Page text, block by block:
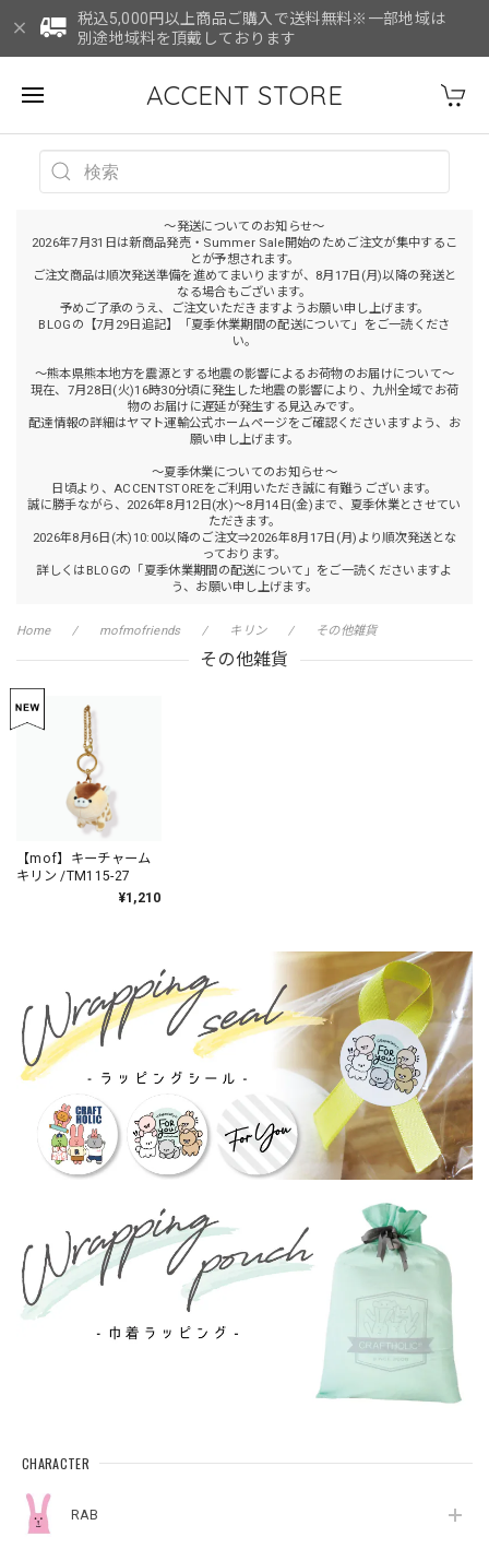
税込5,000円以上商品ご購入で送料無料※一部地域は
別途地域料を頂戴しております
ACCENT STORE
～発送についてのお知らせ～
2026年7月31日は新商品発売・Summer Sale開始のためご注文が集中するこ
とが予想されます。
ご注文商品は順次発送準備を進めてまいりますが、8月17日(月)以降の発送と
なる場合もございます。
予めご了承のうえ、ご注文いただきますようお願い申し上げます。
BLOGの【7月29日追記】「夏季休業期間の配送について」をご一読くださ
い。
～熊本県熊本地方を震源とする地震の影響によるお荷物のお届けについて～
現在、7月28日(火)16時30分頃に発生した地震の影響により、九州全域でお荷
物のお届けに遅延が発生する見込みです。
配達情報の詳細はヤマト運輸公式ホームページをご確認くださいますよう、お
願い申し上げます。
～夏季休業についてのお知らせ～
日頃より、ACCENTSTOREをご利用いただき誠に有難うございます。
誠に勝手ながら、2026年8月12日(水)～8月14日(金)まで、夏季休業とさせてい
ただきます。
2026年8月6日(木)10:00以降のご注文⇒2026年8月17日(月)より順次発送とな
っております。
詳しくはBLOGの「夏季休業期間の配送について」をご一読くださいますよ
う、お願い申し上げます。
CHARACTER
RAB
Home mofmofriends キリン その他雑貨
その他雑貨
【mof】キーチャーム
キリン /TM115-27
¥1,210